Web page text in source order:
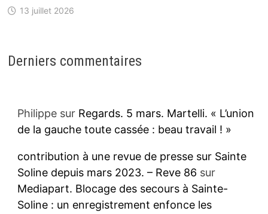
13 juillet 2026
Derniers commentaires
Philippesur Regards. 5 mars. Martelli. « L’union
de la gauche toute cassée : beau travail ! »
contribution à une revue de presse sur Sainte
Soline depuis mars 2023. – Reve 86 sur
Mediapart. Blocage des secours à Sainte-
Soline : un enregistrement enfonce les